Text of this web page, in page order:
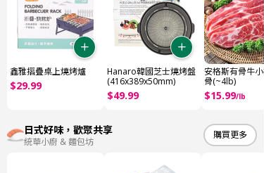
鑫雅摺疊桌上燒烤爐
$29.99
Hanaro韓國芝士燒烤盤
(416x389x50mm)
$49.99
安格斯有骨牛小
骨(~4lb)
$15.99/lb
日式好味，歡聚共享
統華小廚 & 麵包坊
購買更多